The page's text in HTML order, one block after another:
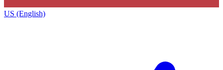
US (English)